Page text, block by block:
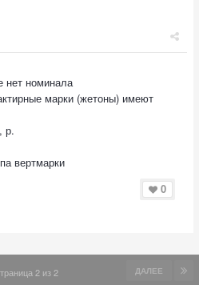
нет номинала
марки (жетоны) имеют
р.
вертмарки
0
ДАЛЕЕ
2 из 2